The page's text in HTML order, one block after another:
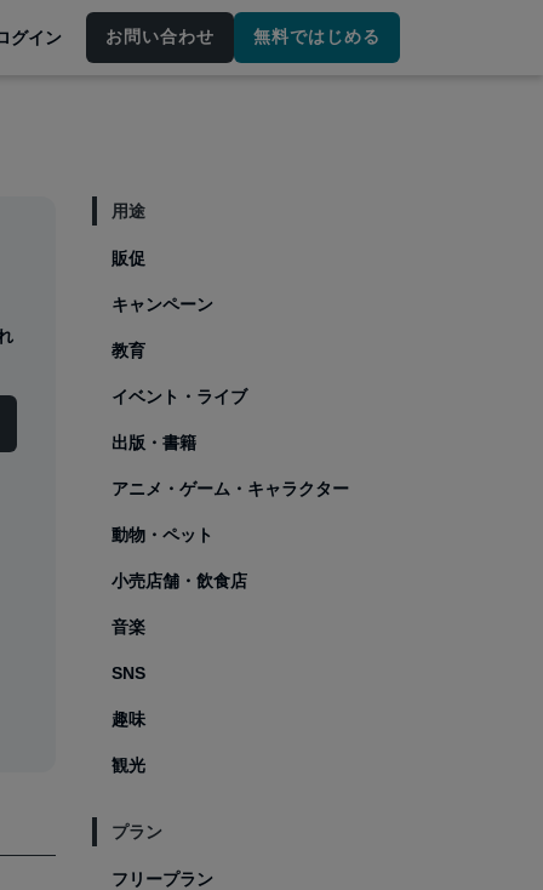
グイン お問い合わせ 無料ではじめる
用途
販促
キャンペーン
教育
イベント・ライブ
出版・書籍
アニメ・ゲーム・キャラクター
動物・ペット
小売店舗・飲食店
音楽
SNS
趣味
観光
プラン
フリープラン